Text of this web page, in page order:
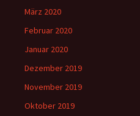
März 2020
Februar 2020
Januar 2020
Dezember 2019
November 2019
Oktober 2019